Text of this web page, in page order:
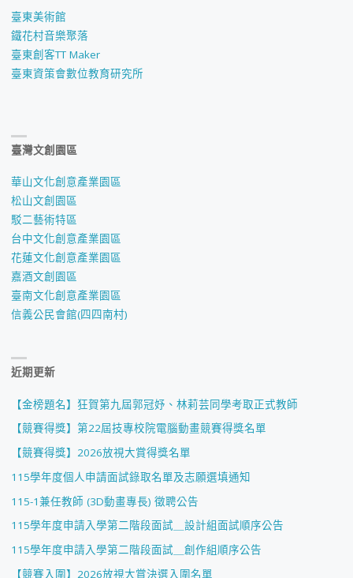
臺東美術館
鐵花村音樂聚落
臺東創客TT Maker
臺東資策會數位教育研究所
臺灣文創園區
華山文化創意產業園區
松山文創園區
駁二藝術特區
台中文化創意產業園區
花蓮文化創意產業園區
嘉酒文創園區
臺南文化創意產業園區
信義公民會館(四四南村)
近期更新
【金榜題名】狂賀第九屆郭冠妤、林莉芸同學考取正式教師
【競賽得獎】第22屆技專校院電腦動畫競賽得獎名單
【競賽得獎】2026放視大賞得獎名單
115學年度個人申請面試錄取名單及志願選填通知
115-1兼任教師 (3D動畫專長) 徵聘公告
115學年度申請入學第二階段面試＿設計組面試順序公告
115學年度申請入學第二階段面試＿創作組順序公告
【競賽入圍】2026放視大賞決選入圍名單